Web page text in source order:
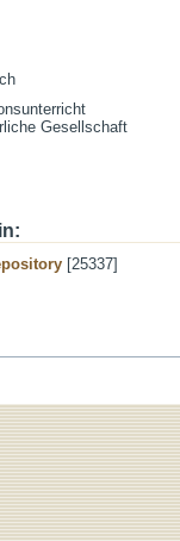
Gesellschaft
[25337]